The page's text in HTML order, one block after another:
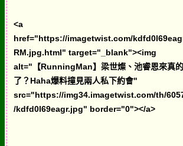
<a
href="https://imagetwist.com/
RM.jpg.html" target="_blank"><img
alt="【RunningMan】梁世燦、池睿恩來真的
了？Haha爆料撞見兩人私下約會"
src="https://img34.imagetwist.com/th/
/kdfd0l69eagr.jpg" border="0"></a>